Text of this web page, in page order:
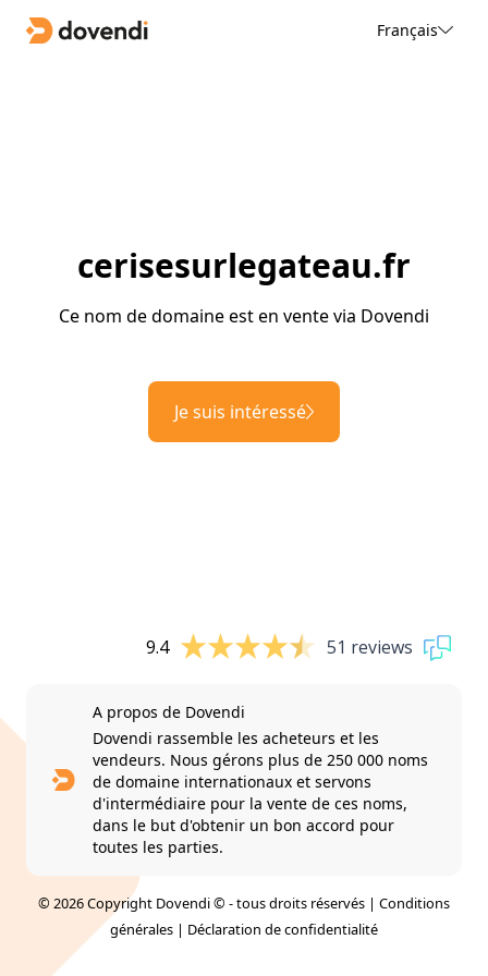
Français
cerisesurlegateau.fr
Ce nom de domaine est en vente via Dovendi
Je suis intéressé
9.4 51 reviews
A propos de Dovendi
Dovendi rassemble les acheteurs et les
vendeurs. Nous gérons plus de 250 000 noms
de domaine internationaux et servons
d'intermédiaire pour la vente de ces noms,
dans le but d'obtenir un bon accord pour
toutes les parties.
© 2026 Copyright Dovendi © - tous droits réservés | Conditions
générales | Déclaration de confidentialité